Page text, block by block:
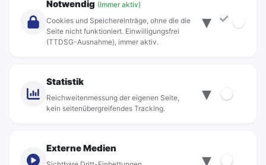
Über Rebus
Standorte
Notwendig (Immer aktiv)
Cookies und Speichereinträge, ohne die die
Seite nicht funktioniert. Einwilligungsfrei
(TTDSG-Ausnahme), immer aktiv.
▾
Statistik
Reichweitenmessung der eigenen Seite,
kein seitenübergreifendes Tracking.
▾
Externe Medien
▾